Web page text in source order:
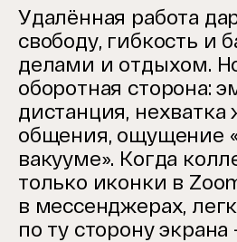
Удалённая работа
свободу, гибкость и
делами и отдыхом.
оборотная сторона:
дистанция, нехватка
общения, ощущение
вакууме». Когда
только иконки в
в мессенджерах,
по ту сторону